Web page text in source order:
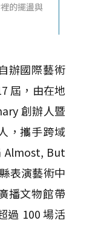
的擺盪與
辦國際藝術
屆，由在地
創辦人暨
，攜手跨域
Almost, But
表演藝術中
播文物館帶
過 100 場活